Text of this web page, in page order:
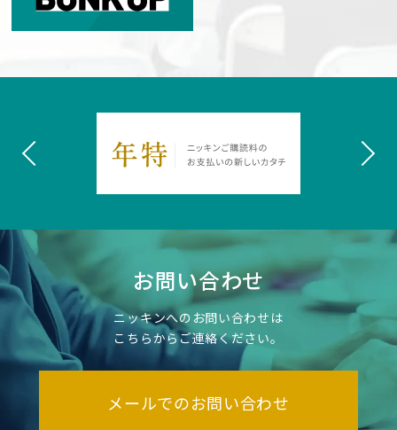
お問い合わせ
ニッキンへのお問い合わせは
こちらからご連絡ください。
メールでのお問い合わせ